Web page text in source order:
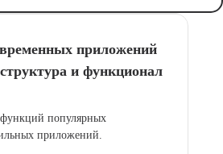
приложений
и функционал
популярных
приложений.